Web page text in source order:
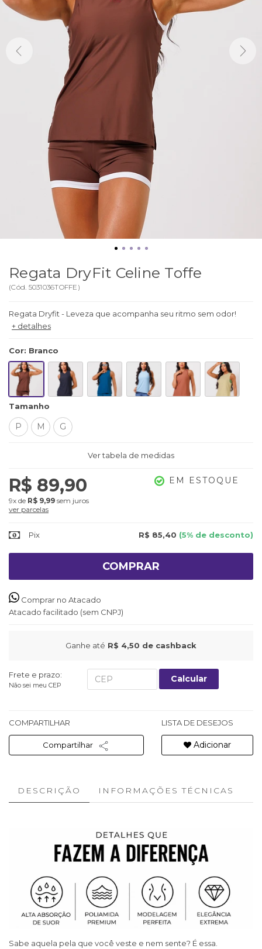
Regata DryFit Celine Toffe
(Cód. 5031036TOFFE )
Regata Dryfit - Leveza que acompanha seu ritmo sem odor!
+ detalhes
Cor: Branco
Tamanho
P M G
Ver tabela de medidas
R$ 89,90
9x de R$ 9,99 sem juros
ver parcelas
EM ESTOQUE
Pix R$ 85,40 (5% de desconto)
COMPRAR
Comprar no Atacado
Atacado facilitado (sem CNPJ)
Ganhe até R$ 4,50 de cashback
Frete e prazo:
Não sei meu CEP
Calcular
COMPARTILHAR
Compartilhar
LISTA DE DESEJOS
Adicionar
DESCRIÇÃO INFORMAÇÕES TÉCNICAS
Sabe aquela pela que você veste e nem sente? É essa.